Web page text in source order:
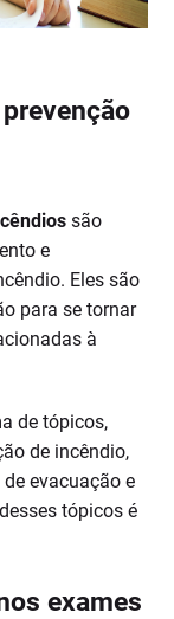
são
e
Eles são
para se tornar
à
de tópicos,
de incêndio,
evacuação e
tópicos é
exames